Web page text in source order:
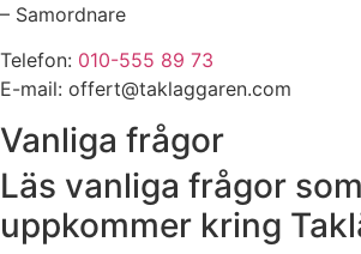
– Samordnare
Telefon: 010-555 89 73
E-mail: offert@taklaggaren.com
Vanliga frågor
Läs vanliga frågor som
uppkommer kring